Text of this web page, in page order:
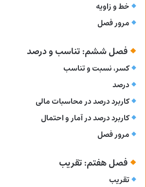
خط و زاویه
مرور فصل
فصل ششم: تناسب و درصد
کسر، نسبت و تناسب
درصد
کاربرد درصد در محاسبات مالی
کاربرد درصد در آمار و احتمال
مرور فصل
فصل هفتم: تقریب
تقریب